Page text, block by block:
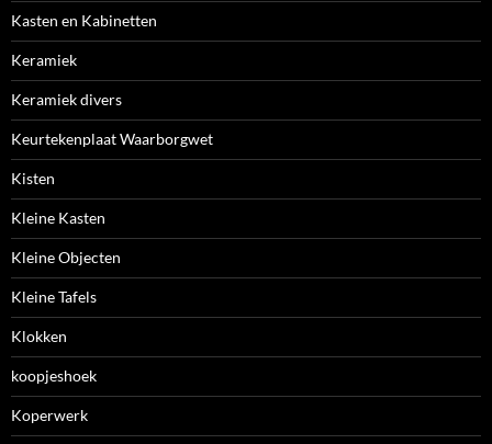
Kasten en Kabinetten
Keramiek
Keramiek divers
Keurtekenplaat Waarborgwet
Kisten
Kleine Kasten
Kleine Objecten
Kleine Tafels
Klokken
koopjeshoek
Koperwerk